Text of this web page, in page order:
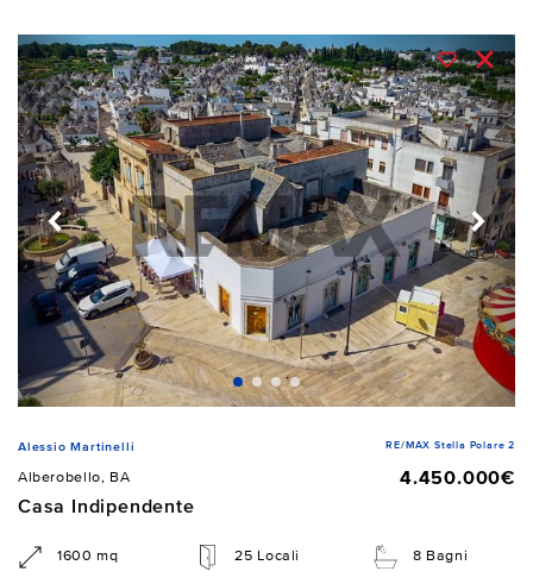
Alessio Martinelli RE/MAX Stella Polare 2
Alberobello, BA
4.450.000€
Casa Indipendente
1600 mq 25 Locali 8 Bagni